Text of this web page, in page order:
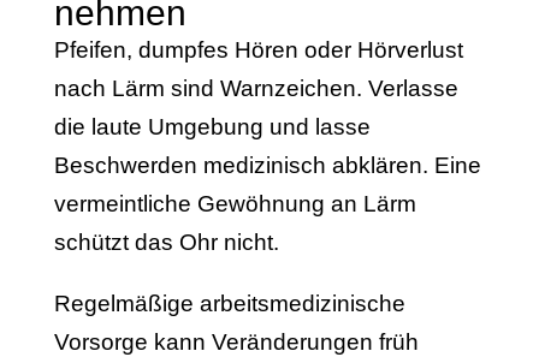
nehmen
Pfeifen, dumpfes Hören oder Hörverlust
nach Lärm sind Warnzeichen. Verlasse
die laute Umgebung und lasse
Beschwerden medizinisch abklären. Eine
vermeintliche Gewöhnung an Lärm
schützt das Ohr nicht.
Regelmäßige arbeitsmedizinische
Vorsorge kann Veränderungen früh